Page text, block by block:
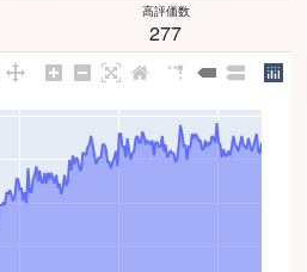
高評価数
277